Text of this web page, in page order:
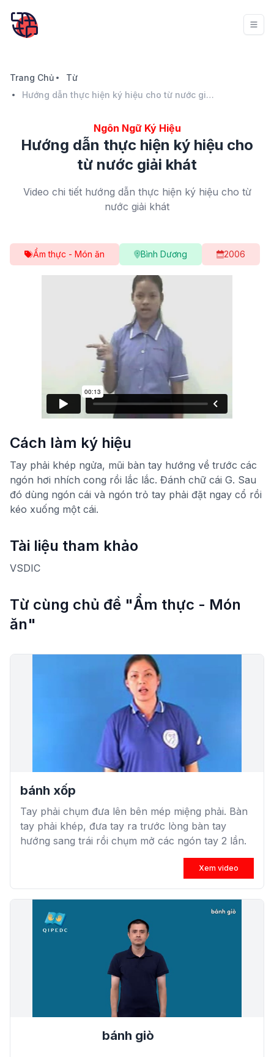
Trang Chủ
Từ
Hướng dẫn thực hiện ký hiệu cho từ nước giải khát
Ngôn Ngữ Ký Hiệu
Hướng dẫn thực hiện ký hiệu cho
từ nước giải khát
Video chi tiết hướng dẫn thực hiện ký hiệu cho từ
nước giải khát
Ẩm thực - Món ăn Bình Dương 2006
Cách làm ký hiệu
Tay phải khép ngửa, mũi bàn tay hướng về trước các
ngón hơi nhích cong rồi lắc lắc. Đánh chữ cái G. Sau
đó dùng ngón cái và ngón trỏ tay phải đặt ngay cổ rồi
kéo xuống một cái.
Tài liệu tham khảo
VSDIC
Từ cùng chủ đề "Ẩm thực - Món
ăn"
bánh xốp
Tay phải chụm đưa lên bên mép miệng phải. Bàn
tay phải khép, đưa tay ra trước lòng bàn tay
hướng sang trái rồi chụm mở các ngón tay 2 lần.
Xem video
bánh giò